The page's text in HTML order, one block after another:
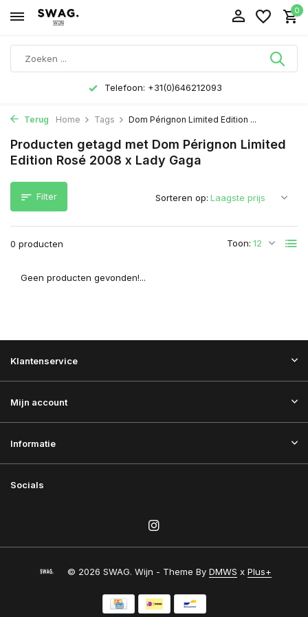
0
Telefoon: +31(0)646212093
Terug Home Tags Dom Pérignon Limited Edition ...
Producten getagd met Dom Pérignon Limited
Edition Rosé 2008 x Lady Gaga
Filter
0 producten Toon:
Sorteren op:
Geen producten gevonden!...
Klantenservice
Mijn account
Informatie
Socials
© 2026 SWAG. Wijn - Theme By DMWS x Plus+